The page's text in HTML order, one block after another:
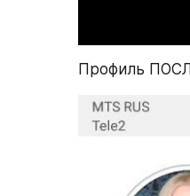
Профиль